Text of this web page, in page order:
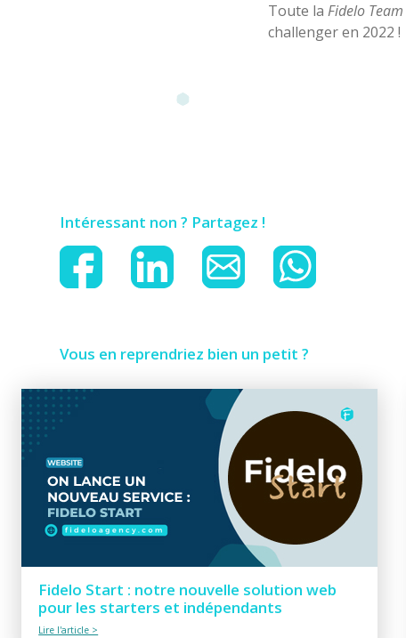
Toute la Fidelo Team
challenger en 2022 !
Intéressant non ? Partagez !
Vous en reprendriez bien un petit ?
Fidelo Start : notre nouvelle solution web
pour les starters et indépendants
Lire l'article >